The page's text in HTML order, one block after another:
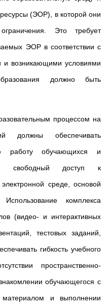
(ЭОР), в которой они
Это требует
ЭОР в соответствии с
возникающими условиями
должно быть
процессом на
должны обеспечивать
работу обучающихся и
свободный доступ к
среде, основой
комплекса
(видео- и интерактивных
тестовых заданий,
гибкость учебного
пространственно-
обучающегося с
материалом и выполнении